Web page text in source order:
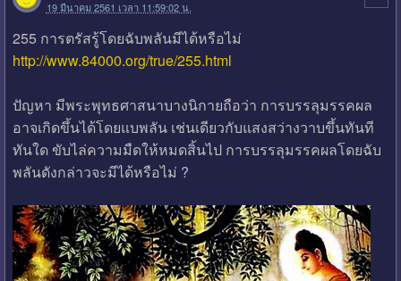
19 มีนาคม 2561 เวลา 11:59:02 น.
255 การตรัสรู้โดยฉับพลันมีได้หรือไม่
http://www.84000.org/true/255.html
ปัญหา มีพระพุทธศาสนาบางนิกายถือว่า การบรรลุมรรคผล
อาจเกิดขึ้นได้โดยแบพลัน เช่นเดียวกับแสงสว่างวาบขึ้นทันที
ทันใด ขับไล่ความมืดให้หมดสิ้นไป การบรรลุมรรคผลโดยฉับ
พลันดังกล่าวจะมีได้หรือไม่ ?